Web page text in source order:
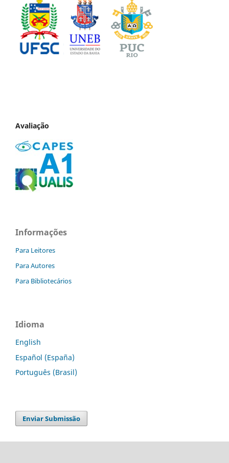
Avaliação
Informações
Para Leitores
Para Autores
Para Bibliotecários
Idioma
English
Español (España)
Português (Brasil)
Enviar Submissão